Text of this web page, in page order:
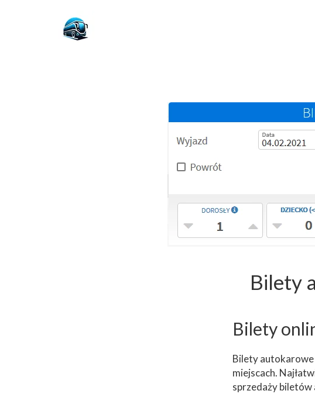
Bilety
Bilety autokarowe
miejscach.
sprzedaży
Bilety